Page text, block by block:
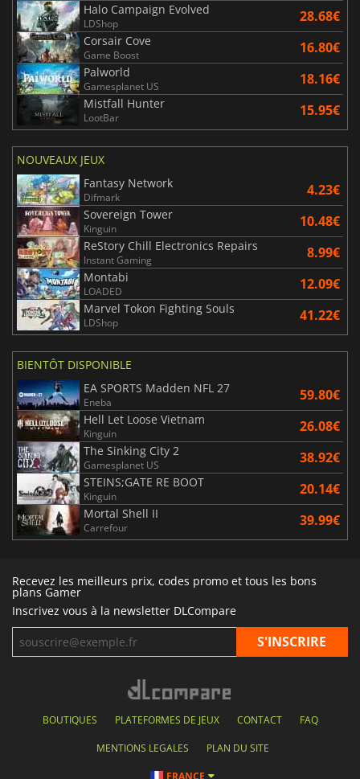
Halo Campaign Evolved
LDShop 28.68€
Corsair Cove
Game Boost 16.80€
Palworld
Gamesplanet US 18.16€
Mistfall Hunter
LootBar 15.95€
NOUVEAUX JEUX
Fantasy Network
Difmark 4.23€
Sovereign Tower
Kinguin 10.48€
ReStory Chill Electronics Repairs
Instant Gaming 8.99€
Montabi
LOADED 12.09€
Marvel Tokon Fighting Souls
LDShop 41.22€
BIENTÔT DISPONIBLE
EA SPORTS Madden NFL 27
Eneba 59.80€
Hell Let Loose Vietnam
Kinguin 26.08€
The Sinking City 2
Gamesplanet US 38.92€
STEINS;GATE RE BOOT
Kinguin 20.14€
Mortal Shell II
Carrefour 39.99€
Recevez les meilleurs prix, codes promo et tous les bons
plans Gamer
Inscrivez vous à la newsletter DLCompare
BOUTIQUES PLATEFORMES DE JEUX CONTACT FAQ
MENTIONS LEGALES PLAN DU SITE
FRANCE